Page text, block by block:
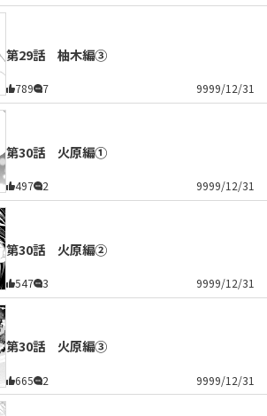
第29話 柚木編③
789 7 9999/12/31
第30話 火原編①
497 2 9999/12/31
第30話 火原編②
547 3 9999/12/31
第30話 火原編③
665 2 9999/12/31